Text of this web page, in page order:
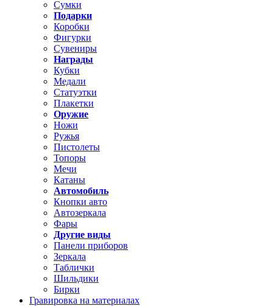
Сумки
Подарки
Коробки
Фигурки
Сувениры
Награды
Кубки
Медали
Статуэтки
Плакетки
Оружие
Ножи
Ружья
Пистолеты
Топоры
Мечи
Катаны
Автомобиль
Кнопки авто
Автозеркала
Фары
Другие виды
Панели приборов
Зеркала
Таблички
Шильдики
Бирки
Гравировка на материалах